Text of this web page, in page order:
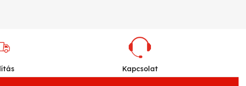
Kapcsolat